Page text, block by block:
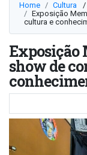
Home Cultura ⠀/⠀
Exposição
cultura e
Exposição
show de